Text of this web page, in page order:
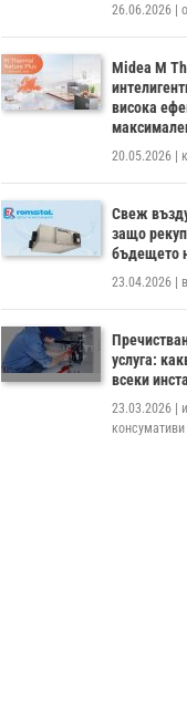
26.06.2026 |
Midea M
висока
20.05.2026 |
Свеж
защо
бъдещето
23.04.2026 |
услуга:
всеки
23.03.2026 |
консумативи